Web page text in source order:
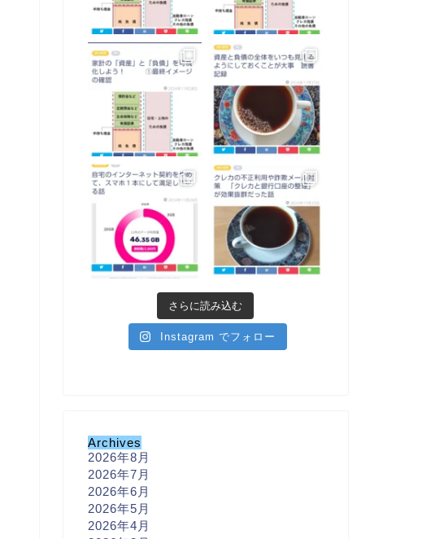
さらに読み込む
Instagram でフォロー
Archives
2026年8月
2026年7月
2026年6月
2026年5月
2026年4月